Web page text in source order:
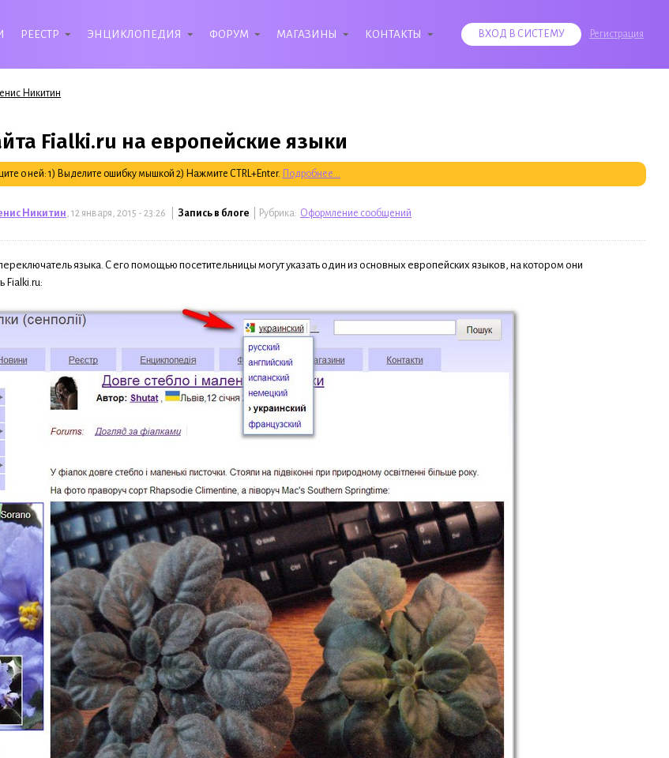
РЕЕСТР ЭНЦИКЛОПЕДИЯ ФОРУМ МАГАЗИНЫ КОНТАКТЫ ВХОД В СИСТЕМУ Регистрация
Никитин
Fialki.ru на европейские языки
о ней: 1) Выделите ошибку мышкой 2) Нажмите CTRL+Enter. Подробнее...
Никитин , 12 января, 2015 - 23:26 | Запись в блоге | Рубрика: Оформление сообщений
языка. С его помощью посетительницы могут указать один из основных европейских языков, на котором они
Fialki.ru: